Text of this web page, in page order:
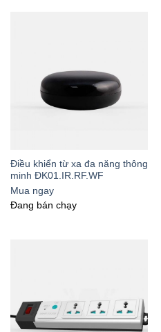
Điều khiển từ xa đa năng thông
minh ĐK01.IR.RF.WF
Mua ngay
Đang bán chạy